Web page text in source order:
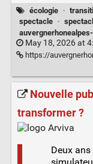
écologie ·
spectacle
·
May 18, 2026 at
https://auvergnerhonealpes-
Nouvelle
transformer ?
Deux